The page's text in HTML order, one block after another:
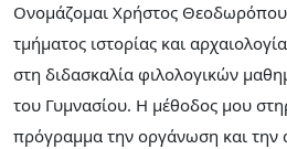
Ονομάζομαι Χρήστος
τμήματος ιστορίας και
στη διδασκαλία φιλολογικών
του Γυμνασίου. Η μέθοδος μου
πρόγραμμα την οργάνωση και την